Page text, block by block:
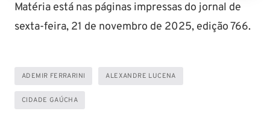
Matéria está nas páginas impressas do jornal de
sexta-feira, 21 de novembro de 2025, edição 766.
ADEMIR FERRARINI ALEXANDRE LUCENA
CIDADE GAÚCHA